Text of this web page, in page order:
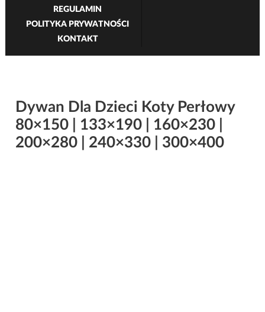
REGULAMIN
POLITYKA PRYWATNOŚCI
KONTAKT
Dywan Dla Dzieci Koty Perłowy
80×150 | 133×190 | 160×230 |
200×280 | 240×330 | 300×400